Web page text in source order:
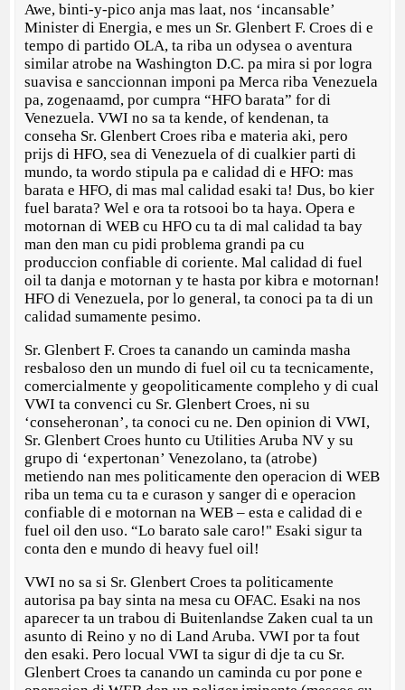
Awe, binti-y-pico anja mas laat, nos ‘incansable’
Minister di Energia, e mes un Sr. Glenbert F. Croes di e
tempo di partido OLA, ta riba un odysea o aventura
similar atrobe na Washington D.C. pa mira si por logra
suavisa e sanccionnan imponi pa Merca riba Venezuela
pa, zogenaamd, por cumpra “HFO barata” for di
Venezuela. VWI no sa ta kende, of kendenan, ta
conseha Sr. Glenbert Croes riba e materia aki, pero
prijs di HFO, sea di Venezuela of di cualkier parti di
mundo, ta wordo stipula pa e calidad di e HFO: mas
barata e HFO, di mas mal calidad esaki ta! Dus, bo kier
fuel barata? Wel e ora ta rotsooi bo ta haya. Opera e
motornan di WEB cu HFO cu ta di mal calidad ta bay
man den man cu pidi problema grandi pa cu
produccion confiable di coriente. Mal calidad di fuel
oil ta danja e motornan y te hasta por kibra e motornan!
HFO di Venezuela, por lo general, ta conoci pa ta di un
calidad sumamente pesimo.
Sr. Glenbert F. Croes ta canando un caminda masha
resbaloso den un mundo di fuel oil cu ta tecnicamente,
comercialmente y geopoliticamente compleho y di cual
VWI ta convenci cu Sr. Glenbert Croes, ni su
‘conseheronan’, ta conoci cu ne. Den opinion di VWI,
Sr. Glenbert Croes hunto cu Utilities Aruba NV y su
grupo di ‘expertonan’ Venezolano, ta (atrobe)
metiendo nan mes politicamente den operacion di WEB
riba un tema cu ta e curason y sanger di e operacion
confiable di e motornan na WEB – esta e calidad di e
fuel oil den uso. “Lo barato sale caro!" Esaki sigur ta
conta den e mundo di heavy fuel oil!
VWI no sa si Sr. Glenbert Croes ta politicamente
autorisa pa bay sinta na mesa cu OFAC. Esaki na nos
aparecer ta un trabou di Buitenlandse Zaken cual ta un
asunto di Reino y no di Land Aruba. VWI por ta fout
den esaki. Pero locual VWI ta sigur di dje ta cu Sr.
Glenbert Croes ta canando un caminda cu por pone e